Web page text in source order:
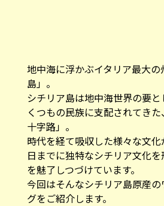
地中海に浮かぶイタリア最大の
島」。
シチリア島は地中海世界の要
くつもの民族に支配されてき
十字路」。
時代を経て吸収した様々な文
日までに独特なシチリア文化
を魅了しつづけています。
今回はそんなシチリア島原産
グをご紹介します。